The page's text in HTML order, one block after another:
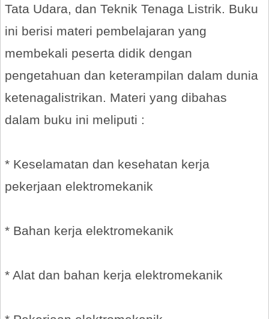
Tata Udara, dan Teknik Tenaga Listrik. Buku
ini berisi materi pembelajaran yang
membekali peserta didik dengan
pengetahuan dan keterampilan dalam dunia
ketenagalistrikan. Materi yang dibahas
dalam buku ini meliputi :
* Keselamatan dan kesehatan kerja
pekerjaan elektromekanik
* Bahan kerja elektromekanik
* Alat dan bahan kerja elektromekanik